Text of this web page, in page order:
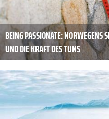
BEING PASSIONATE: NORWEGENS
UND DIE KRAFT DES TUNS